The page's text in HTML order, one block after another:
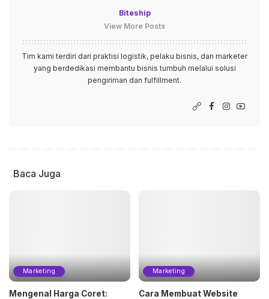
Biteship
View More Posts
Tim kami terdiri dari praktisi logistik, pelaku bisnis, dan marketer
yang berdedikasi membantu bisnis tumbuh melalui solusi
pengiriman dan fulfillment.
Baca Juga
Marketing
Mengenal Harga Coret:
Marketing
Cara Membuat Website